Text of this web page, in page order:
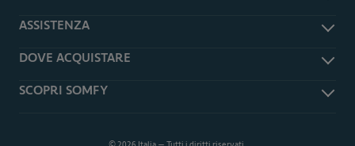
Smart Home
Garage
Cancelli
Somfy Magazine
ASSISTENZA
Assistenza
Downloads
DOVE ACQUISTARE
Rivenditori Somfy Expert
SCOPRI SOMFY
Installatori Somfy EXPERT